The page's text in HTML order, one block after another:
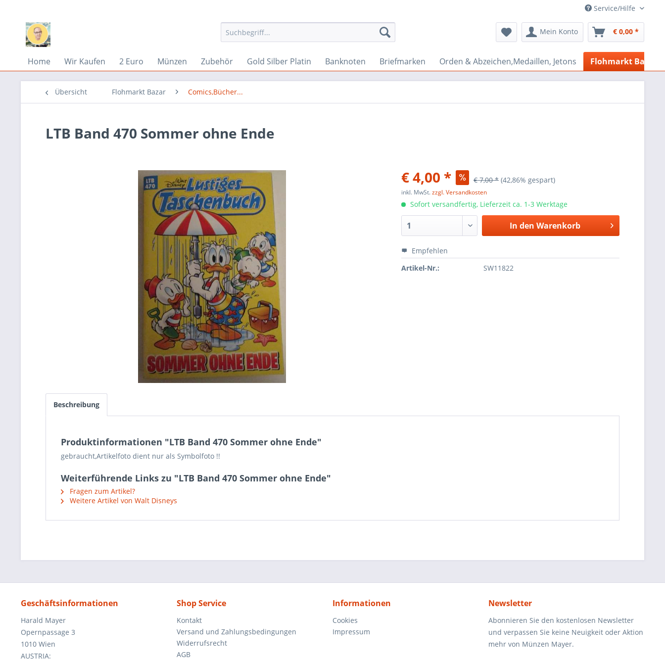
Service/Hilfe
Mein Konto € 0,00 *
Home Wir Kaufen 2 Euro Münzen Zubehör Gold Silber Platin Banknoten Briefmarken Orden & Abzeichen,Medaillen, Jetons Flohmarkt Bazar
Übersicht Flohmarkt Bazar Comics,Bücher...
LTB Band 470 Sommer ohne Ende
€ 4,00 * € 7,00 * (42,86% gespart)
inkl. MwSt.zzgl. Versandkosten
Sofort versandfertig, Lieferzeit ca. 1-3 Werktage
In den Warenkorb
Empfehlen
Artikel-Nr.:
SW11822
Beschreibung
Produktinformationen "LTB Band 470 Sommer ohne Ende"
gebraucht,Artikelfoto dient nur als Symbolfoto !!
Weiterführende Links zu "LTB Band 470 Sommer ohne Ende"
Fragen zum Artikel?
Weitere Artikel von Walt Disneys
Geschäftsinformationen
Harald Mayer
Opernpassage 3
1010 Wien
AUSTRIA:
Shop Service
Kontakt
Versand und Zahlungsbedingungen
Widerrufsrecht
AGB
Informationen
Cookies
Impressum
Newsletter
Abonnieren Sie den kostenlosen Newsletter
und verpassen Sie keine Neuigkeit oder Aktion
mehr von Münzen Mayer.